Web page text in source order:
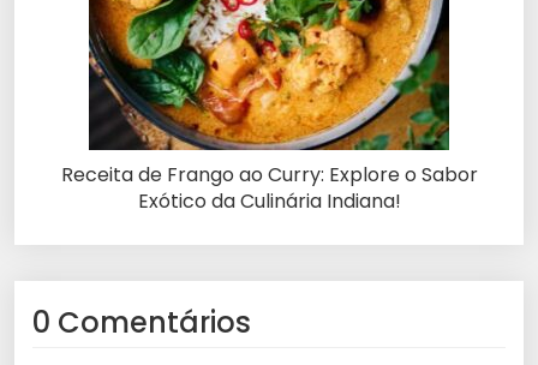
Receita de Frango ao Curry: Explore o Sabor
Exótico da Culinária Indiana!
0 Comentários